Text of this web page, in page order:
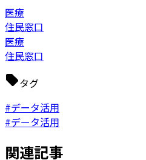
医療
住民窓口
医療
住民窓口
タグ
#データ活用
#データ活用
関連記事